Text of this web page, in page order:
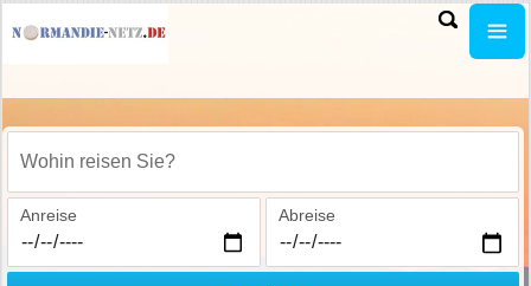
Wohin reisen Sie?
Anreise Abreise